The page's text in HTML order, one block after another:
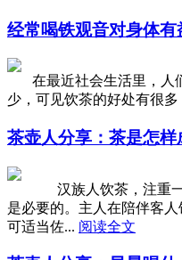
经常喝铁观音对身体有
在最近社会生活里，人
少，可见饮茶的好处有很
茶壶人分享：茶是怎
汉族人饮茶，注重一个“
是必要的。主人在陪伴客
可适当佐... 阅读全文